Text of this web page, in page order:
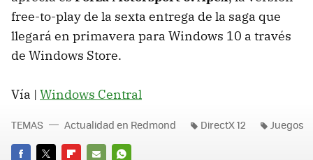
free-to-play de la sexta entrega de la saga que
llegará en primavera para Windows 10 a través
de Windows Store.
Vía | Windows Central
TEMAS Actualidad en Redmond DirectX 12 Juegos